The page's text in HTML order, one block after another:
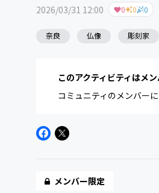
2026/03/31 12:00 0 0 0
奈良 仏像 彫刻家
このアクティビティはメン
コミュニティのメンバー
メンバー限定